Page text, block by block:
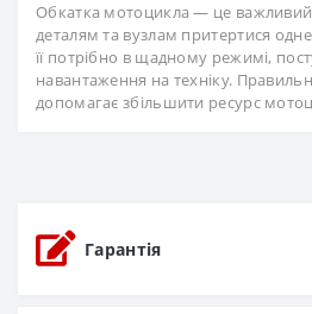
Обкатка мотоцикла — це важливий
деталям та вузлам притертися
її потрібно в щадному режимі,
навантаження на техніку.
допомагає збільшити ресурс
Гарантія